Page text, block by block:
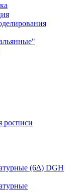
росписи
(6∆) DGH